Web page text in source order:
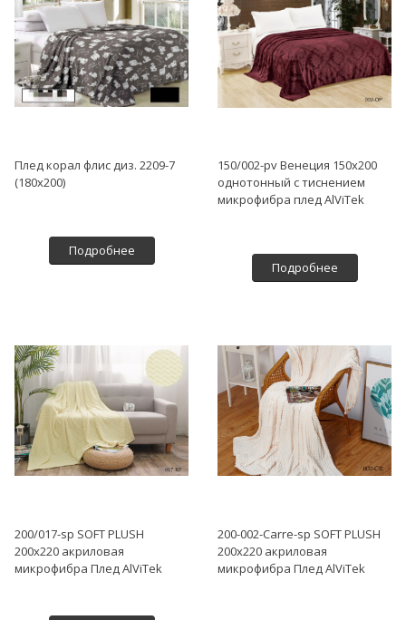
Плед корал флис диз. 2209-7
(180х200)
Подробнее
150/002-pv Венеция 150х200
однотонный с тиснением
микрофибра плед AlViTek
Подробнее
200/017-sp SOFT PLUSH
200х220 акриловая
микрофибра Плед AlViTek
200-002-Carre-sp SOFT PLUSH
200х220 акриловая
микрофибра Плед AlViTek